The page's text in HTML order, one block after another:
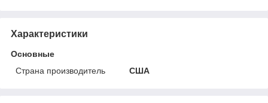
Характеристики
Основные
Страна производитель
США